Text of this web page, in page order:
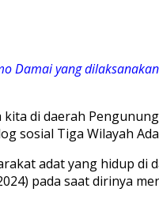
Damai yang
di daerah
Tiga Wilayah
adat yang hidup di
pada saat dirinya